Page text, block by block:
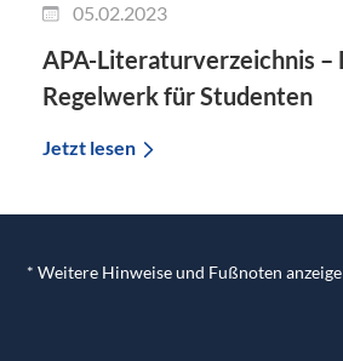
05.02.2023
APA-Literaturverzeichnis –
Regelwerk für Studenten
Jetzt lesen
* Weitere Hinweise und Fußnoten